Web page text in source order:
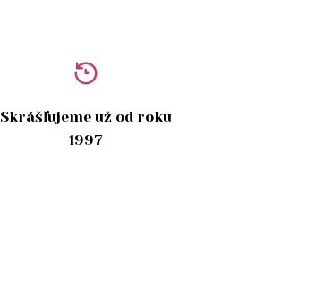
Skrášľujeme už od roku
1997